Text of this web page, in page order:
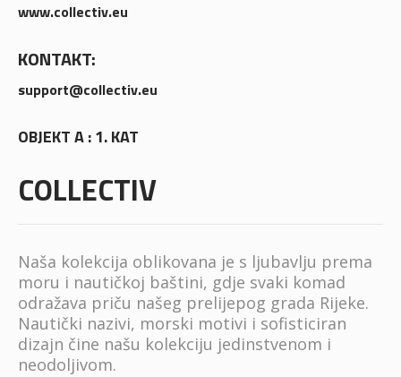
www.collectiv.eu
KONTAKT:
support@collectiv.eu
OBJEKT A : 1. KAT
COLLECTIV
Naša kolekcija oblikovana je s ljubavlju prema
moru i nautičkoj baštini, gdje svaki komad
odražava priču našeg prelijepog grada Rijeke.
Nautički nazivi, morski motivi i sofisticiran
dizajn čine našu kolekciju jedinstvenom i
neodoljivom.